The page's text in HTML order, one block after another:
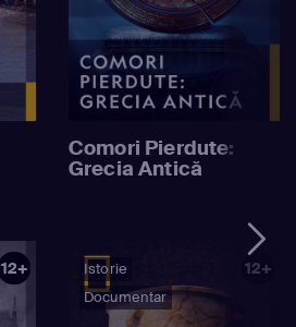
Comori Pierdute:
Grecia Antică
12+
Istorie
Documentar
12+